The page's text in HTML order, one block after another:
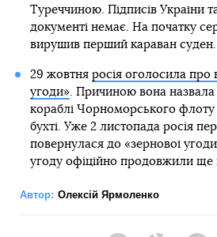
Туреччиною. Підписів України
документі немає. На початку
вирушив перший караван суден.
29 жовтня росія оголосила про
угоди». Причиною вона назвала
кораблі Чорноморського флоту
бухті. Уже 2 листопада росія
повернулася до «зернової
угоду офіційно продовжили ще
Автор: Олексій Ярмоленко